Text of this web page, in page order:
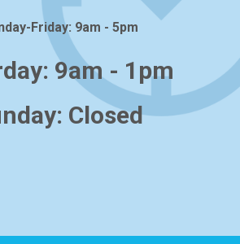
Friday: 9am - 5pm
9am - 1pm
Closed